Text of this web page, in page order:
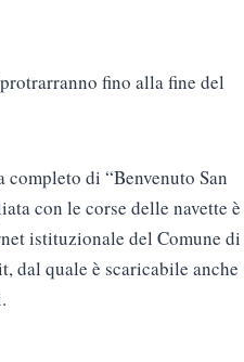
fino alla fine del
di “Benvenuto San
con le corse delle navette è
istituzionale del Comune di
dal quale è scaricabile anche